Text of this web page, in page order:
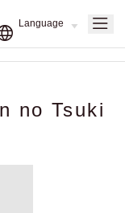
no Tsuki